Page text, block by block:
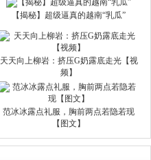
【揭秘】超级逼真的越南“乳瓜”
天天向上柳岩：挤压G奶露底走光【视
频】
范冰冰露点礼服，胸前两点若隐若现
【图文】